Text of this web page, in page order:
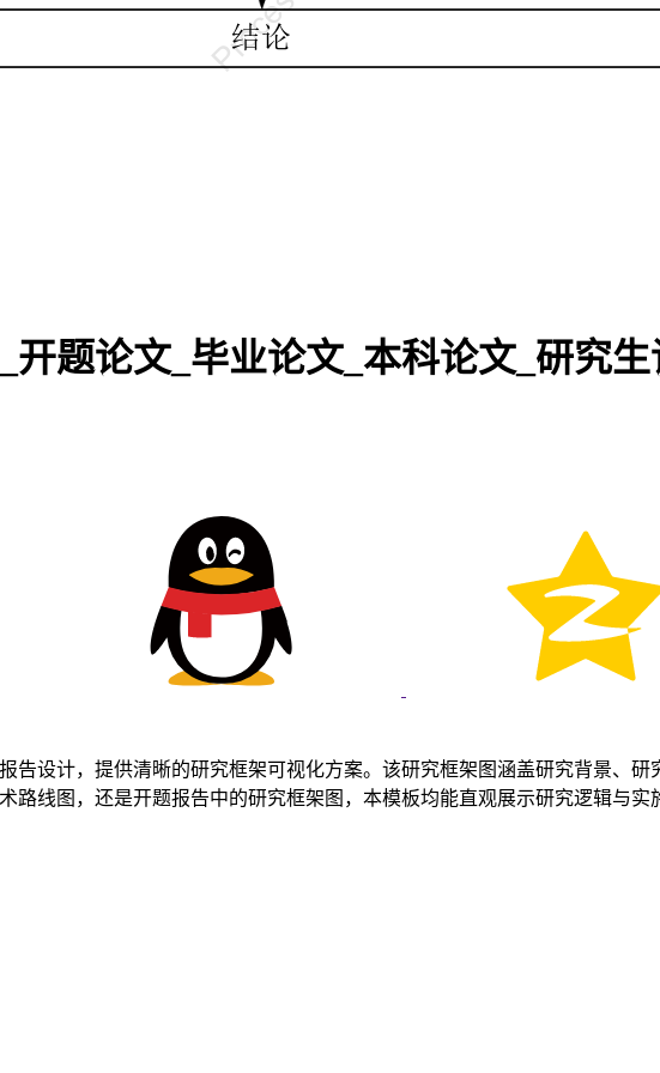
开题论文_毕业论文_本科论文_研究
告设计，提供清晰的研究框架可视化方案。该研究框架图涵盖研究背景、
路线图，还是开题报告中的研究框架图，本模板均能直观展示研究逻辑与实